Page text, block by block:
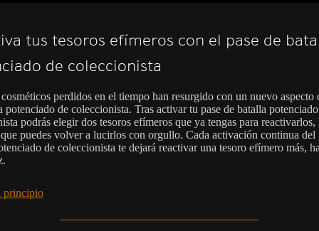
tus tesoros efímeros con el pase de
de coleccionista
perdidos en el tiempo han resurgido con un nuevo aspecto
potenciado de coleccionista. Tras activar tu pase de batalla
podrás elegir dos tesoros efímeros que ya tengas para reactivarlos,
puedes volver a lucirlos con orgullo. Cada activación continua del
de coleccionista te dejará reactivar una tesoro efímero más,
principio